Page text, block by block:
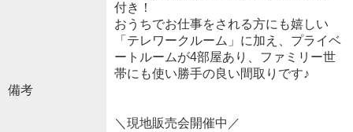
備考
付き！
おうちでお仕事をされる方にも嬉しい
「テレワークルーム」に加え、プライベ
ートルームが4部屋あり、ファミリー世
帯にも使い勝手の良い間取りです♪
＼現地販売会開催中／